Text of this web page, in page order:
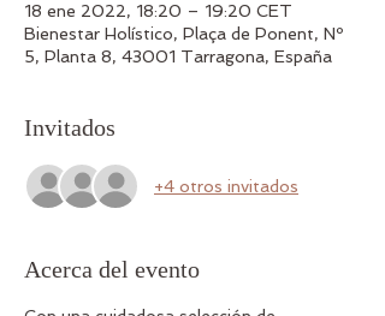
18 ene 2022, 18:20 – 19:20 CET
Bienestar Holístico, Plaça de Ponent, Nº
5, Planta 8, 43001 Tarragona, España
Invitados
+4 otros invitados
Acerca del evento